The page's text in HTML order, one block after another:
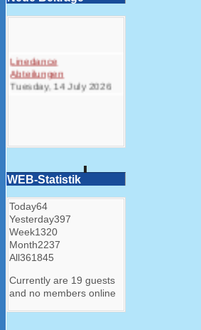
Linedance
Abteilungen
Tuesday, 14 July 2026
WEB-Statistik
Today64
Yesterday397
Week1320
Month2237
All361845
Currently are 19 guests
and no members online